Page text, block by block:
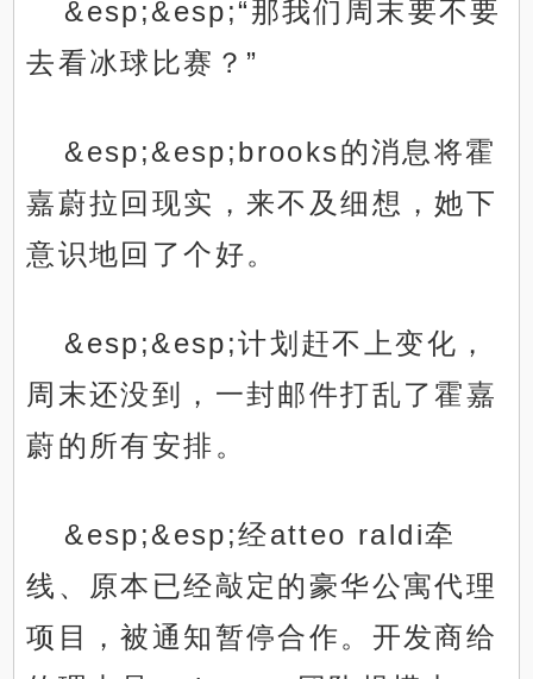
&esp;&esp;“那我们周末要不要
去看冰球比赛？”
&esp;&esp;brooks的消息将霍
嘉蔚拉回现实，来不及细想，她下
意识地回了个好。
&esp;&esp;计划赶不上变化，
周末还没到，一封邮件打乱了霍嘉
蔚的所有安排。
&esp;&esp;经atteo raldi牵
线、原本已经敲定的豪华公寓代理
项目，被通知暂停合作。开发商给